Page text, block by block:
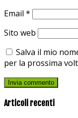
Email *
Sito web
Salva il mio
per la prossima
Articoli recenti